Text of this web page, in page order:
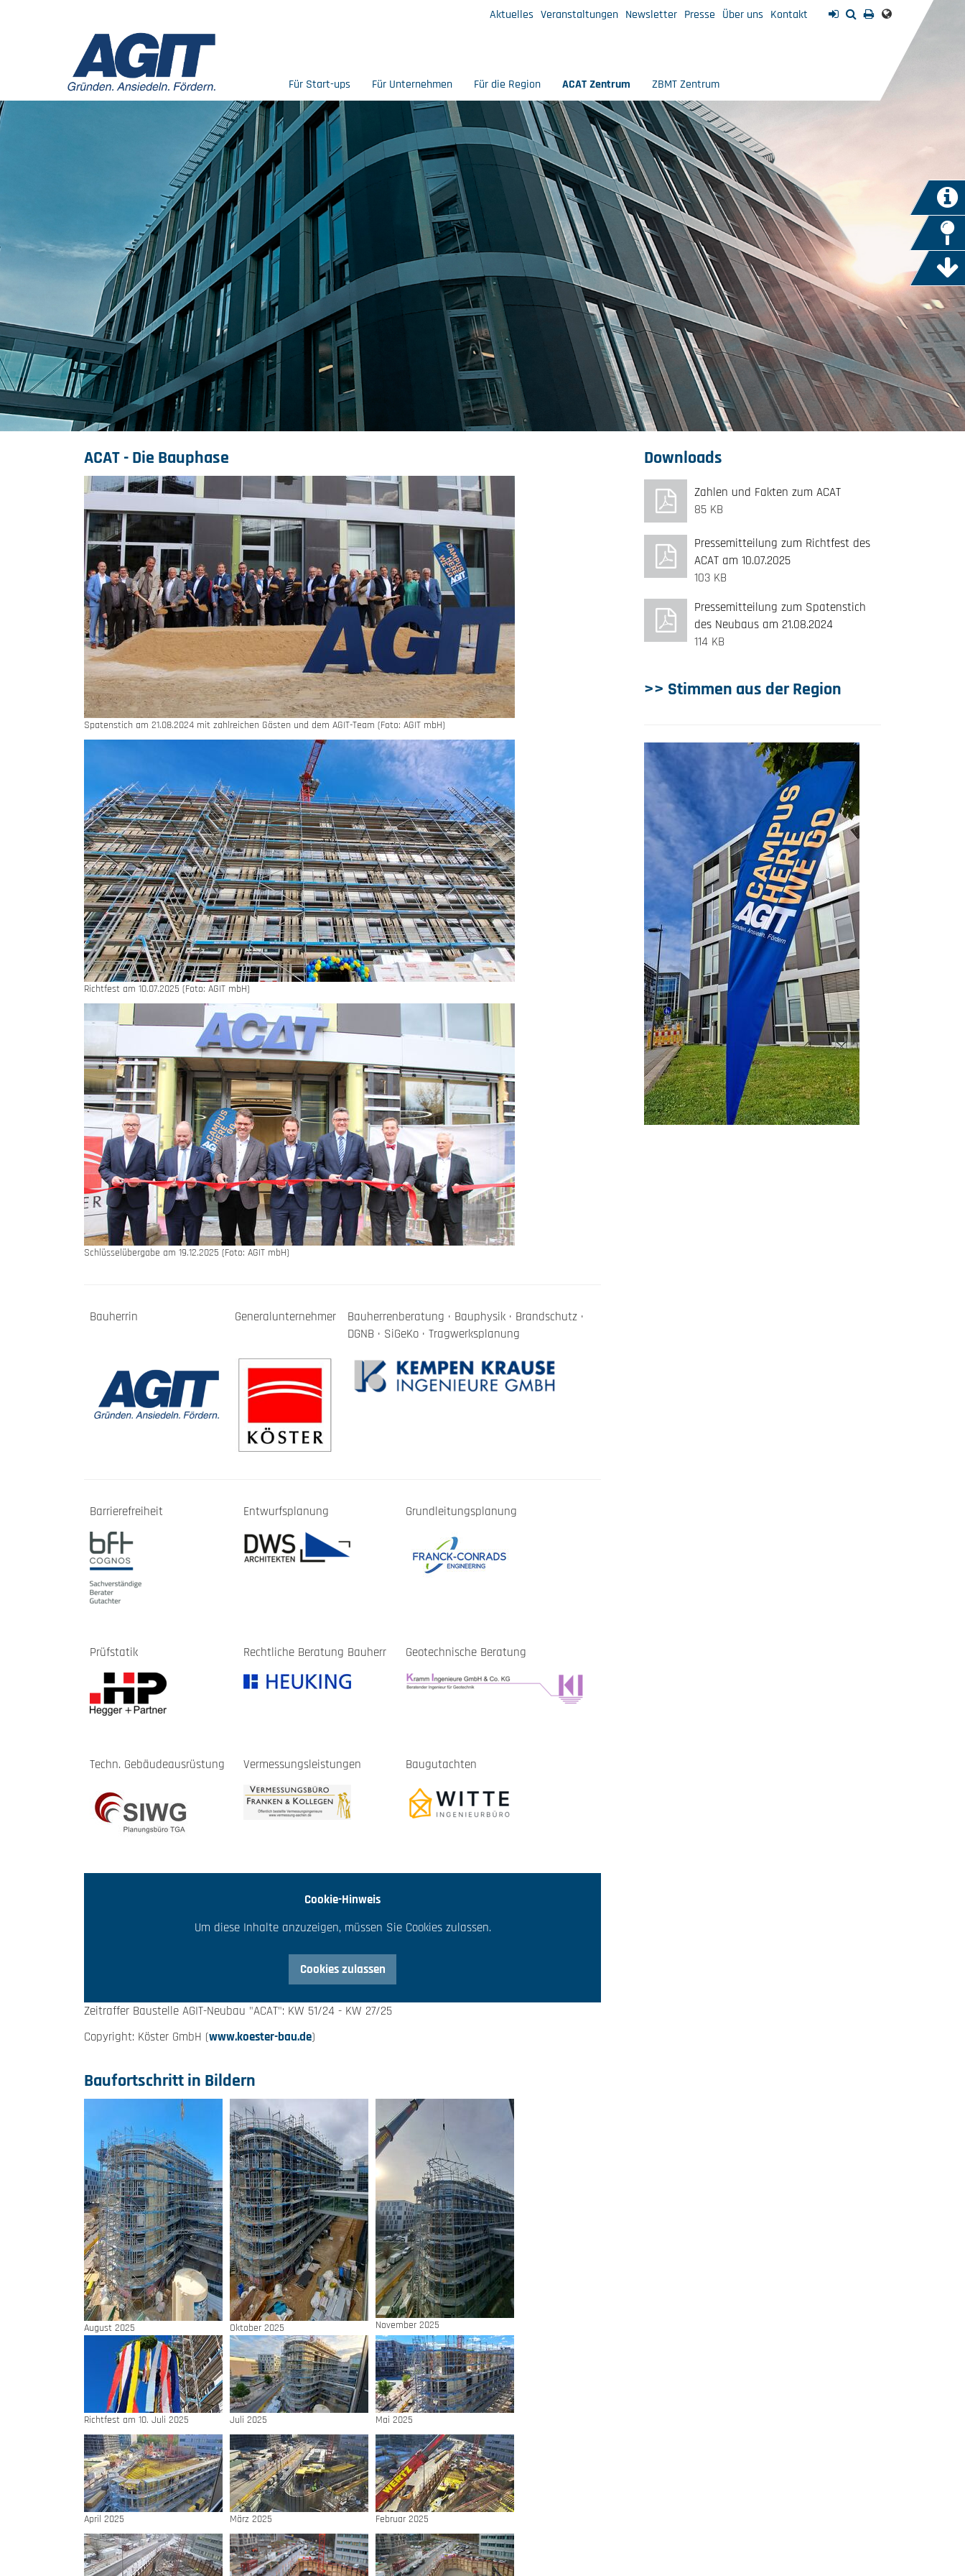
Aktuelles Veranstaltungen Newsletter Presse Über uns Kontakt
Für Start-ups Für Unternehmen Für die Region ACAT Zentrum ZBMT Zentrum
ACAT - Die Bauphase
Spatenstich am 21.08.2024 mit zahlreichen Gästen und dem AGIT-Team (Foto: AGIT mbH)
Richtfest am 10.07.2025 (Foto: AGIT mbH)
Schlüsselübergabe am 19.12.2025 (Foto: AGIT mbH)
Bauherrin Generalunternehmer
Bauherrenberatung · Bauphysik · Brandschutz ·
DGNB · SiGeKo · Tragwerksplanung
Barrierefreiheit Entwurfsplanung Grundleitungsplanung
Prüfstatik Rechtliche Beratung Bauherr Geotechnische Beratung
Techn. Gebäudeausrüstung Vermessungsleistungen Baugutachten
Cookie-Hinweis
Um diese Inhalte anzuzeigen, müssen Sie Cookies zulassen.
Cookies zulassen
Zeitraffer Baustelle AGIT-Neubau "ACAT": KW 51/24 - KW 27/25
Copyright: Köster GmbH (www.koester-bau.de)
Baufortschritt in Bildern
August 2025 Oktober 2025 November 2025
Richtfest am 10. Juli 2025 Juli 2025 Mai 2025
April 2025 März 2025 Februar 2025
Downloads
Zahlen und Fakten zum ACAT
85 KB
Pressemitteilung zum Richtfest des
ACAT am 10.07.2025
103 KB
Pressemitteilung zum Spatenstich
des Neubaus am 21.08.2024
114 KB
>> Stimmen aus der Region